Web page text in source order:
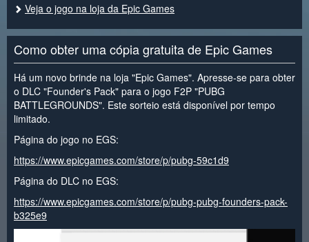
Veja o jogo na loja da Epic Games
Como obter uma cópia gratuita de Epic Games
Há um novo brinde na loja "Epic Games". Apresse-se para obter
o DLC "Founder's Pack" para o jogo F2P "PUBG
BATTLEGROUNDS". Este sorteio está disponível por tempo
limitado.
Página do jogo no EGS:
https://www.epicgames.com/store/p/pubg-59c1d9
Página do DLC no EGS:
https://www.epicgames.com/store/p/pubg-pubg-founders-pack-
b325e9